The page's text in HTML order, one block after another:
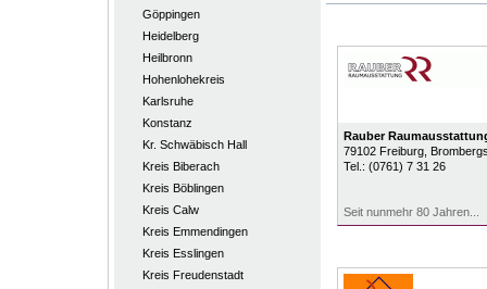
Göppingen
Heidelberg
Heilbronn
Hohenlohekreis
Karlsruhe
Konstanz
Kr. Schwäbisch Hall
Kreis Biberach
Kreis Böblingen
Kreis Calw
Kreis Emmendingen
Kreis Esslingen
Kreis Freudenstadt
Rauber
79102 Freiburg,
Tel.: (0761) 7 31 26
Seit nunmehr 80 Jahren...